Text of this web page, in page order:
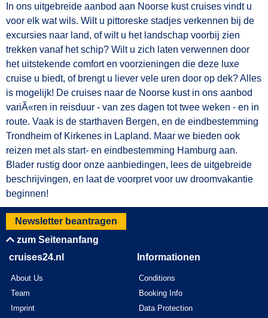
In ons uitgebreide aanbod aan Noorse kust cruises vindt u
voor elk wat wils. Wilt u pittoreske stadjes verkennen bij de
excursies naar land, of wilt u het landschap voorbij zien
trekken vanaf het schip? Wilt u zich laten verwennen door
het uitstekende comfort en voorzieningen die deze luxe
cruise u biedt, of brengt u liever vele uren door op dek? Alles
is mogelijk! De cruises naar de Noorse kust in ons aanbod
variÃ«ren in reisduur - van zes dagen tot twee weken - en in
route. Vaak is de starthaven Bergen, en de eindbestemming
Trondheim of Kirkenes in Lapland. Maar we bieden ook
reizen met als start- en eindbestemming Hamburg aan.
Blader rustig door onze aanbiedingen, lees de uitgebreide
beschrijvingen, en laat de voorpret voor uw droomvakantie
beginnen!
Newsletter beantragen
zum Seitenanfang
cruises24.nl
About Us
Team
Imprint
Informationen
Conditions
Booking Info
Data Protection